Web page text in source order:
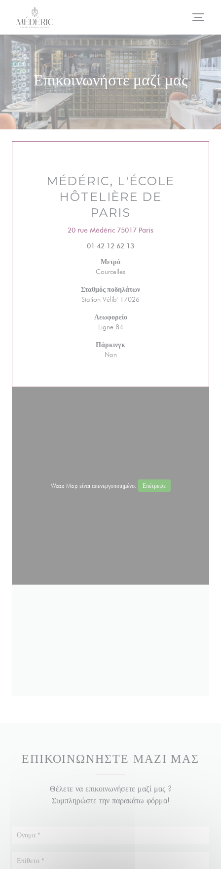
Πίνακας διαχείρισης "Μπισκότων" (Cookies)
Επικοινωνήστε μαζί μας
MÉDÉRIC, L'ÉCOLE
HÔTELIÈRE DE
PARIS
20 rue Médéric 75017 Paris((ανοίγει σε νέο
01 42 12 62 13
Μετρό
Courcelles
Σταθμός ποδηλάτων
Station Vélib' 17026
Λεωφορείο
Ligne 84
Πάρκινγκ
Non
Waze Map είναι απενεργοποιημένο. Επέτρεψε
ΕΠΙΚΟΙΝΩΝΉΣΤΕ ΜΑΖΊ ΜΑΣ
Θέλετε να επικοινωνήσετε μαζί μας ?
Συμπληρώστε την παρακάτω φόρμα!